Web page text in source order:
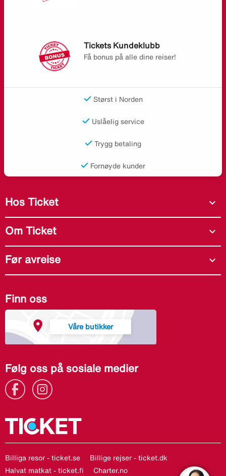
Tickets Kundeklubb
Få bonus på alle dine reiser!
Størst i Norden
Uslåelig service
Trygg betaling
Fornøyde kunder
Hos Ticket expand_more
Om Ticket expand_more
Før avreise expand_more
Finn oss
Våre butikker
Følg oss på sosiale medier
Billiga resor - ticket.se
Billige rejser - ticket.dk
Halvat matkat - ticket.fi
Charter.no